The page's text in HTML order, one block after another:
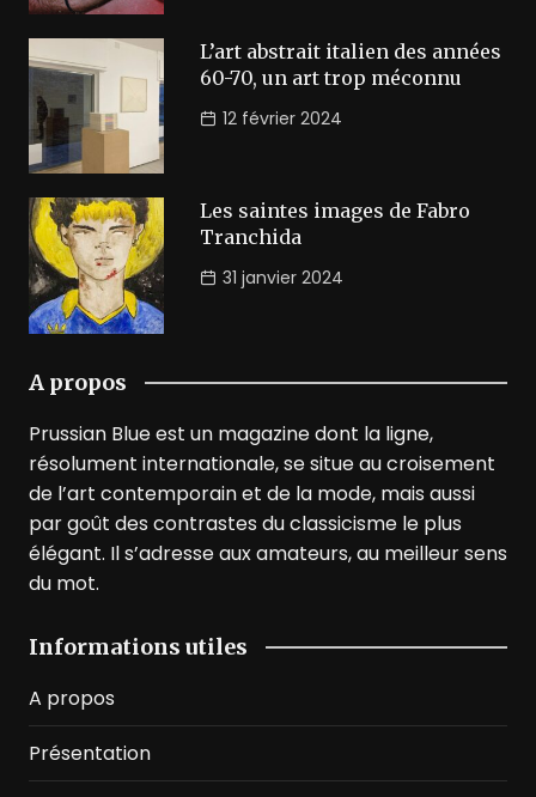
L’art abstrait italien des années
60-70, un art trop méconnu
12 février 2024
Les saintes images de Fabro
Tranchida
31 janvier 2024
A propos
Prussian Blue est un magazine dont la ligne,
résolument internationale, se situe au croisement
de l’art contemporain et de la mode, mais aussi
par goût des contrastes du classicisme le plus
élégant. Il s’adresse aux amateurs, au meilleur sens
du mot.
Informations utiles
A propos
Présentation